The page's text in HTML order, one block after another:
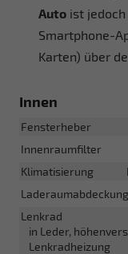
Auto ist jedoch
Smartphone-
Karten) über
Innen
Fensterheber
Innenraumfilter
Klimatisierung
Laderaumabdeckung
Lenkrad
in Leder,
Lenkradheizung